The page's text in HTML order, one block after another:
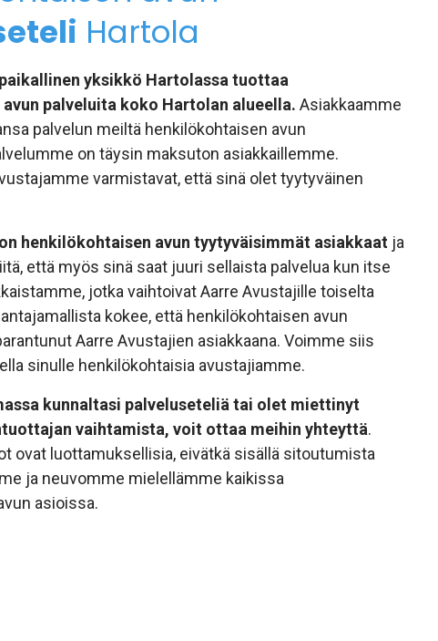
Hartola
yksikkö Hartolassa tuottaa
palveluita koko Hartolan alueella. Asiakkaamme
palvelun meiltä henkilökohtaisen avun
on täysin maksuton asiakkaillemme.
varmistavat, että sinä olet tyytyväinen
henkilökohtaisen avun tyytyväisimmät asiakkaat ja
että myös sinä saat juuri sellaista palvelua kun itse
jotka vaihtoivat Aarre Avustajille toiselta
kokee, että henkilökohtaisen avun
Aarre Avustajien asiakkaana. Voimme siis
sinulle henkilökohtaisia avustajiamme.
kunnaltasi palveluseteliä tai olet miettinyt
vaihtamista, voit ottaa meihin yhteyttä.
ovat luottamuksellisia, eivätkä sisällä sitoutumista
ja neuvomme mielellämme kaikissa
asioissa.